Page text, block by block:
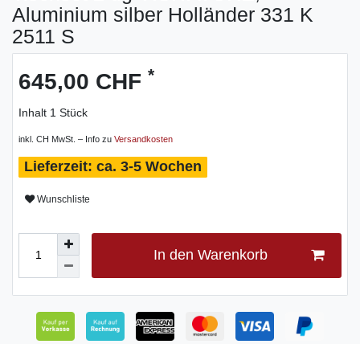
Aluminium silber Holländer 331 K
2511 S
645,00 CHF *
Inhalt 1 Stück
inkl. CH MwSt. – Info zu Versandkosten
ca. 3-5 Wochen
Wunschliste
In den Warenkorb